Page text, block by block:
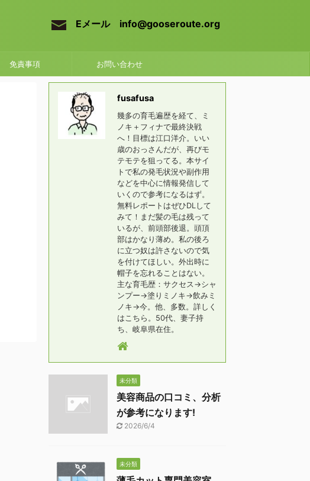
Eメール info@gooseroute.org
免責事項 お問い合わせ
fusafusa
幾多の育毛遍歴を経て、ミ
ノキ＋フィナで最終決戦
へ！目標は江口洋介。いい
歳のおっさんだが、再びモ
テモテを狙ってる。本サイ
トで私の発毛状況や副作用
などを中心に情報発信して
いくので参考になるはず。
無料レポートはぜひDLして
みて！まだ髪の毛は残って
いるが、前頭部後退。頭頂
部はかなり薄め。私の後ろ
に立つ奴は許さないので気
を付けてほしい。外出時に
帽子を忘れることはない。
主な育毛歴：サクセス→シャ
ンプー→塗りミノキ→飲みミ
ノキ→今。他、多数。詳しく
はこちら。50代、妻子持
ち、岐阜県在住。
未分類
美容商品の口コミ、分析
が参考になります!
2026/6/4
未分類